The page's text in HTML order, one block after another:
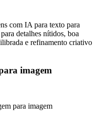
com IA para texto para
detalhes nítidos, boa
e refinamento criativo
imagem
para imagem